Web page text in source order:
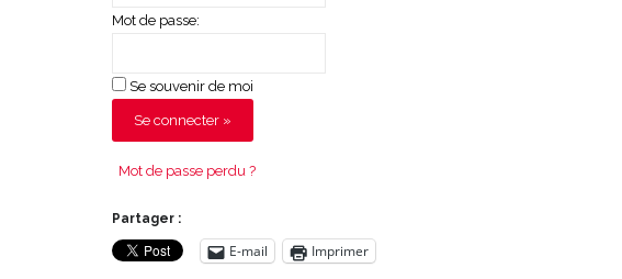
Mot de passe:
Se souvenir de moi
Mot de passe perdu ?
Partager :
E-mail Imprimer